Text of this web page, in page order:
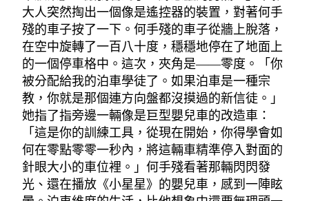
大人突然掏出一個像是遙控器的裝置，對著何手
殘的車子按了一下。何手殘的車子從牆上脫落，
在空中旋轉了一百八十度，穩穩地停在了地面上
的一個停車格中。這次，夾角是——零度。「你
被分配給我的泊車學徒了。如果泊車是一種宗
教，你就是那個連方向盤都沒摸過的新信徒。」
她指了指旁邊一輛像是巨型嬰兒車的改造車：
「這是你的訓練工具，從現在開始，你得學會如
何在零點零零一秒內，將這輛車精準停入對面的
針眼大小的車位裡。」何手殘看著那輛閃閃發
光、還在播放《小星星》的嬰兒車，感到一陣眩